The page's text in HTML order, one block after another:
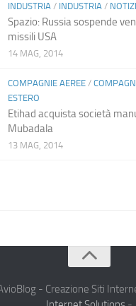
INDUSTRIA / INDUSTRIA /
Spazio: Russia sospende
missili USA
14 MAG, 2014
COMPAGNIE AEREE /
ESTERO
Etihad acquista società
Mubadala
13 MAG, 2014
- Creazione Siti